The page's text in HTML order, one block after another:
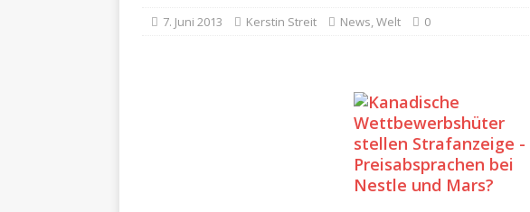
7. Juni 2013 Kerstin Streit News,Welt 0